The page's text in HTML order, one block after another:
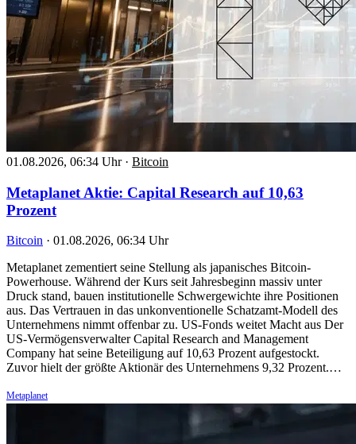
01.08.2026, 06:34 Uhr · Bitcoin
Metaplanet Aktie: Capital Research auf 10,63
Prozent
Bitcoin · 01.08.2026, 06:34 Uhr
Metaplanet zementiert seine Stellung als japanisches Bitcoin-
Powerhouse. Während der Kurs seit Jahresbeginn massiv unter
Druck stand, bauen institutionelle Schwergewichte ihre Positionen
aus. Das Vertrauen in das unkonventionelle Schatzamt-Modell des
Unternehmens nimmt offenbar zu. US-Fonds weitet Macht aus Der
US-Vermögensverwalter Capital Research and Management
Company hat seine Beteiligung auf 10,63 Prozent aufgestockt.
Zuvor hielt der größte Aktionär des Unternehmens 9,32 Prozent.…
Metaplanet